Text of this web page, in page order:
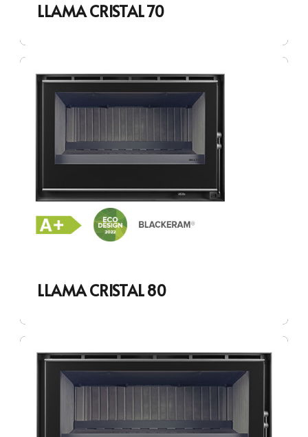
LLAMA CRISTAL 70
LLAMA CRISTAL 80